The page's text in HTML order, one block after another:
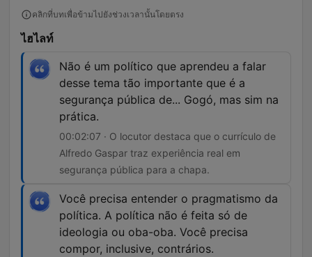
คลิกที่บทเพื่อข้ามไปยังช่วงเวลานั้นโดยตรง
ไฮไลท์
Não é um político que aprendeu a falar
desse tema tão importante que é a
segurança pública de... Gogó, mas sim na
prática.
00:02:07 · O locutor destaca que o currículo de
Alfredo Gaspar traz experiência real em
segurança pública para a chapa.
Você precisa entender o pragmatismo da
política. A política não é feita só de
ideologia ou oba-oba. Você precisa
compor, inclusive, contrários.